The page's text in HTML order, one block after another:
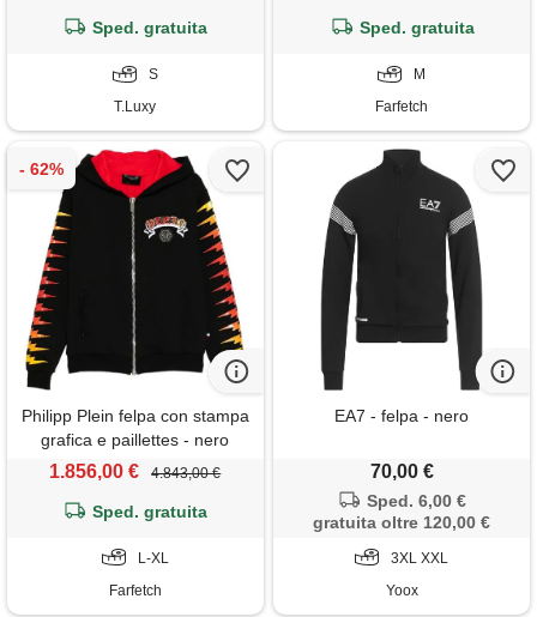
Sped. gratuita
S
T.Luxy
Sped. gratuita
M
Farfetch
Philipp Plein felpa con stampa
grafica e paillettes - nero
1.856,00 € 4.843,00 €
Sped. gratuita
L-XL
Farfetch
EA7 - felpa - nero
70,00 €
Sped. 6,00 €
gratuita oltre 120,00 €
3XL XXL
Yoox